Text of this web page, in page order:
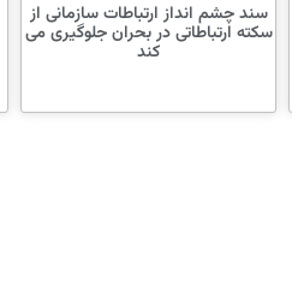
سند چشم انداز ارتباطات سازمانی از
سکته ارتباطاتی در بحران جلوگیری می
کند